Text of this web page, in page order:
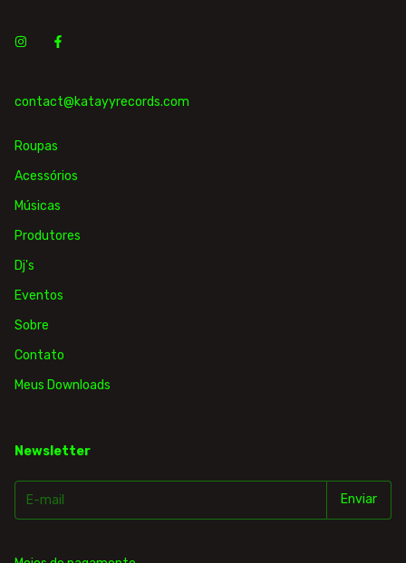
contact@katayyrecords.com
Roupas
Acessórios
Músicas
Produtores
Dj's
Eventos
Sobre
Contato
Meus Downloads
Newsletter